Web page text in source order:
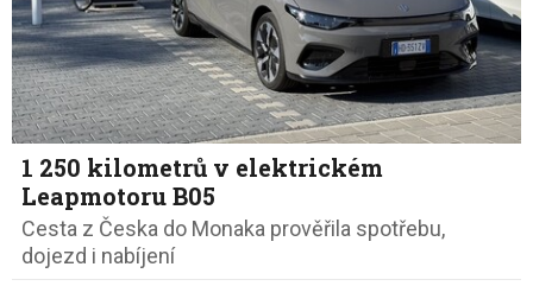
1 250 kilometrů v elektrickém
Leapmotoru B05
Cesta z Česka do Monaka prověřila spotřebu,
dojezd i nabíjení